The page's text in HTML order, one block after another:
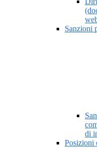
Sanzioni
di
Posizioni